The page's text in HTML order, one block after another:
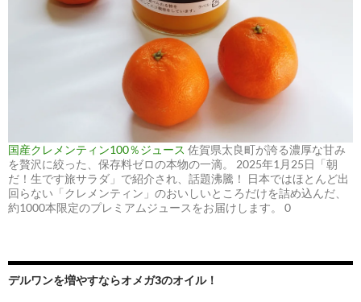
国産クレメンティン100％ジュース 佐賀県太良町が誇る濃厚な甘み
を贅沢に絞った、保存料ゼロの本物の一滴。 2025年1月25日「朝
だ！生です旅サラダ」で紹介され、話題沸騰！ 日本ではほとんど出
回らない「クレメンティン」のおいしいところだけを詰め込んだ、
約1000本限定のプレミアムジュースをお届けします。 0
デルワンを増やすならオメガ3のオイル！